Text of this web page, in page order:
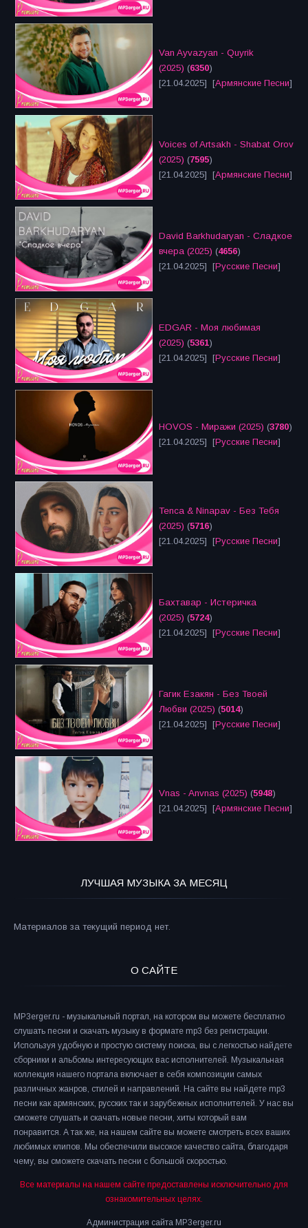
Van Ayvazyan - Quyrik
(2025) (6350)
[21.04.2025] [Армянские Песни]
Voices of Artsakh - Shabat Orov
(2025) (7595)
[21.04.2025] [Армянские Песни]
David Barkhudaryan - Сладкое
вчера (2025) (4656)
[21.04.2025] [Русские Песни]
EDGAR - Моя любимая
(2025) (5361)
[21.04.2025] [Русские Песни]
HOVOS - Миражи (2025) (3780)
[21.04.2025] [Русские Песни]
Tenca & Ninapav - Без Тебя
(2025) (5716)
[21.04.2025] [Русские Песни]
Бахтавар - Истеричка
(2025) (5724)
[21.04.2025] [Русские Песни]
Гагик Езакян - Без Твоей
Любви (2025) (5014)
[21.04.2025] [Русские Песни]
Vnas - Anvnas (2025) (5948)
[21.04.2025] [Армянские Песни]
ЛУЧШАЯ МУЗЫКА ЗА МЕСЯЦ
Материалов за текущий период нет.
О САЙТЕ
MP3erger.ru - музыкальный портал, на котором вы можете бесплатно
слушать песни и скачать музыку в формате mp3 без регистрации.
Используя удобную и простую систему поиска, вы с легкостью найдете
сборники и альбомы интересующих вас исполнителей. Музыкальная
коллекция нашего портала включает в себя композиции самых
различных жанров, стилей и направлений. На сайте вы найдете mp3
песни как армянских, русских так и зарубежных исполнителей. У нас вы
сможете слушать и скачать новые песни, хиты который вам
понравится. А так же, на нашем сайте вы можете смотреть всех ваших
любимых клипов. Мы обеспечили высокое качество сайта, благодаря
чему, вы сможете скачать песни с большой скоростью.
Все материалы на нашем сайте предоставлены исключительно для
ознакомительных целях.
Администрация сайта MP3erger.ru